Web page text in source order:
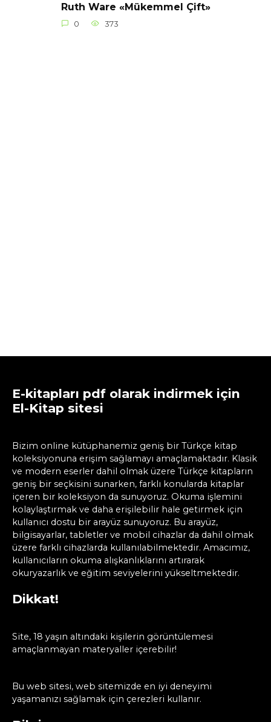
Ruth Ware «Mükemmel Çift»
0 373
E-kitapları pdf olarak indirmek için
El-Kitap sitesi
Bizim online kütüphanemiz geniş bir Türkçe kitap
koleksiyonuna erişim sağlamayı amaçlamaktadır. Klasik
ve modern eserler dahil olmak üzere Türkçe kitapların
geniş bir seçkisini sunarken, farklı konularda kitaplar
içeren bir koleksiyon da sunuyoruz. Okuma işlemini
kolaylaştırmak ve daha erişilebilir hale getirmek için
kullanıcı dostu bir arayüz sunuyoruz. Bu arayüz,
bilgisayarlar, tabletler ve mobil cihazlar da dahil olmak
üzere farklı cihazlarda kullanılabilmektedir. Amacımız,
kullanıcıların okuma alışkanlıklarını artırarak
okuryazarlık ve eğitim seviyelerini yükseltmektedir.
Dikkat!
Site, 18 yaşın altındaki kişilerin görüntülemesi
amaçlanmayan materyaller içerebilir!
Bu web sitesi, web sitemizde en iyi deneyimi
yaşamanızı sağlamak için çerezleri kullanır.